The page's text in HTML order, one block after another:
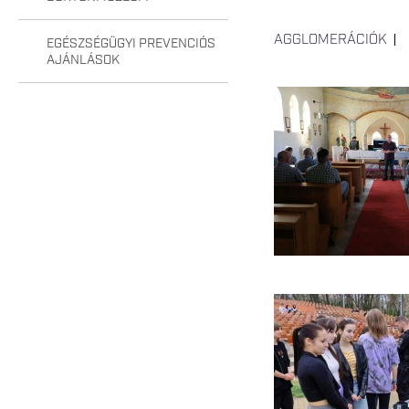
EGÉSZSÉGÜGYI PREVENCIÓS
AJÁNLÁSOK
AGGLOMERÁCIÓK